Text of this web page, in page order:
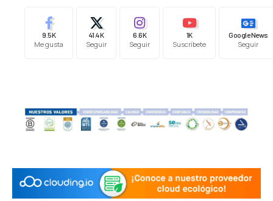
9.5K
Me gusta
41.4K
Seguir
6.6K
Seguir
1K
Suscríbete
Google News
Seguir